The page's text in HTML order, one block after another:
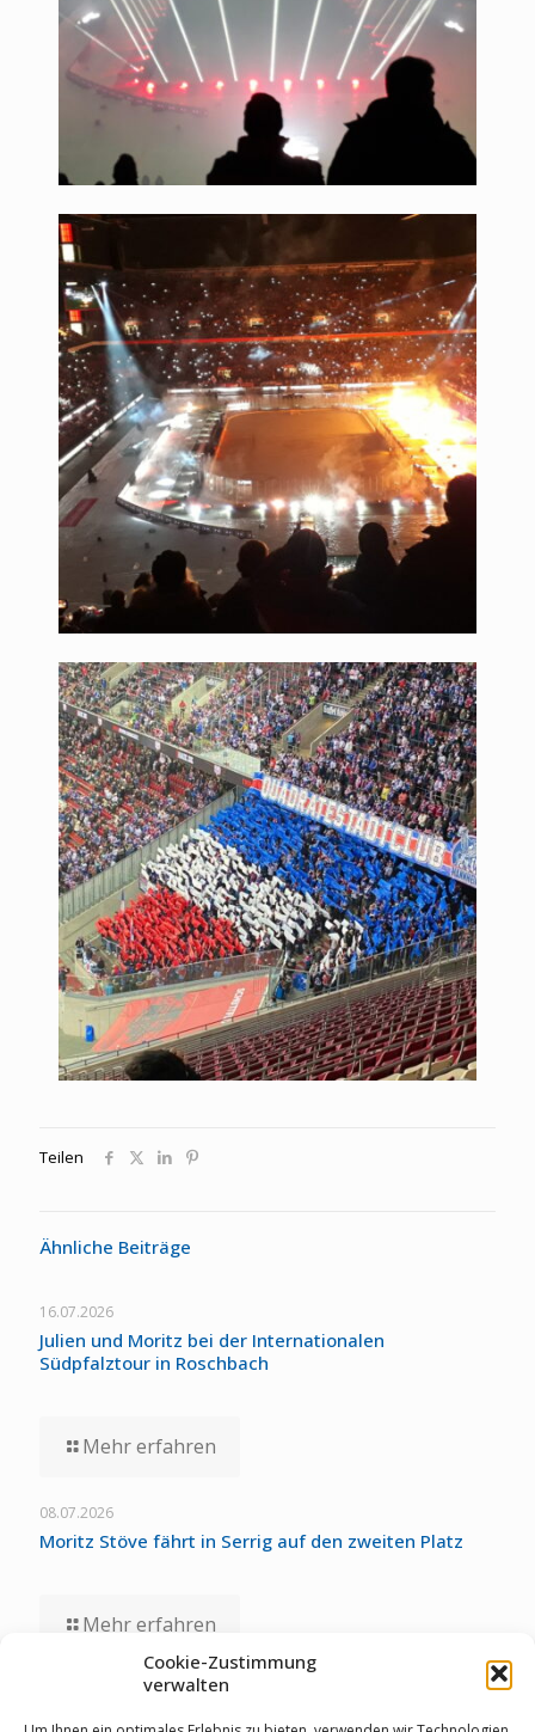
Cookie-Zustimmung
verwalten
Teilen
Ähnliche Beiträge
16.07.2026
Julien und Moritz bei der Internationalen
Südpfalztour in Roschbach
Mehr erfahren
08.07.2026
Moritz Stöve fährt in Serrig auf den zweiten Platz
Mehr erfahren
Staubwolke-U17 zollt unglücklichen Umständen bei